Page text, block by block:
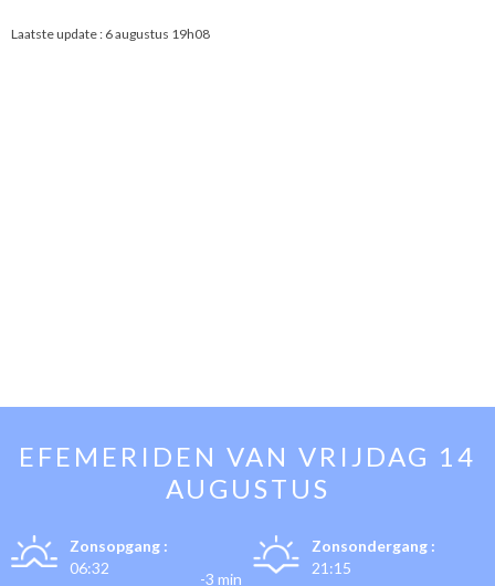
Laatste update : 6 augustus 19h08
EFEMERIDEN VAN VRIJDAG 14
AUGUSTUS
Zonsopgang :
06:32
-3 min
Zonsondergang :
21:15